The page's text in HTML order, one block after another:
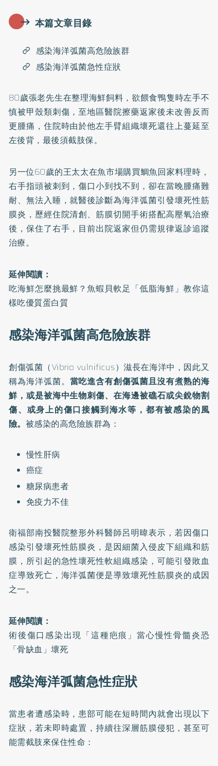
本篇文章目錄
感染海洋弧菌高危險族群
感染海洋弧菌急性症狀
80歲張老先生在整理海鮮飼料，欲餵食鴨隻時左手不
慎被甲殼類刺傷，至地區醫院擦藥返家後未改善反而
更腫痛，住院時由於他左手臂組織壞死還往上蔓延至
左後背，最後須截肢保。
另一位60歲的王太太在魚市場購買鯛魚回家料理時，
右手指頭被刺到，傷口小到找不到，卻在當晚腫痛難
耐、無法入睡，就醫後診斷為海洋弧菌引發壞死性筋
膜炎，歷經住院清創、筋膜切開手術搭配高壓氧治療
後，保住了右手，目前出院返家但仍需規律返診追蹤
治療。
延伸閱讀：
吃海鮮怎麼挑最鮮？魚蝦貝軟足「低脂海鮮」教你這
樣吃優質蛋白質
感染海洋弧菌高危險族群
創傷弧菌（Vibrio vulnificus）滋長在海洋中，因此又
稱為海洋弧菌。 當吃進含有創傷弧菌且沒有煮熟的海
鮮，或是被海中生物刺傷、在海邊被礁石或尖銳物割
傷、或身上的傷口接觸到海水等，都有被感染的風
險。 被感染的高危險族群為：
慢性肝病
癌症
糖尿病患者
免疫力不佳
衛福部南投醫院整形外科醫師呂明暐表示，若因傷口
感染引發壞死性筋膜炎，是因細菌入侵皮下組織和筋
膜，所引起的急性壞死性軟組織感染，可能引發敗血
症導致死亡，海洋弧菌便是導致壞死性筋膜炎的成因
之一。
延伸閱讀：
術後傷口感染出現「這種疤痕」當心慢性骨髓炎恐
「骨缺血」壞死
感染海洋弧菌急性症狀
當患者遭感染時，患部可能在短時間內就會出現以下
症狀，若未即時處置，持續往深層筋膜侵犯，甚至可
能需截肢來保住性命：